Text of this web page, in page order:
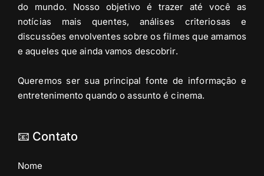
do mundo. Nosso objetivo é trazer até você as
notícias mais quentes, análises criteriosas e
discussões envolventes sobre os filmes que amamos
e aqueles que ainda vamos descobrir.
Queremos ser sua principal fonte de informação e
entretenimento quando o assunto é cinema.
📧 Contato
Nome